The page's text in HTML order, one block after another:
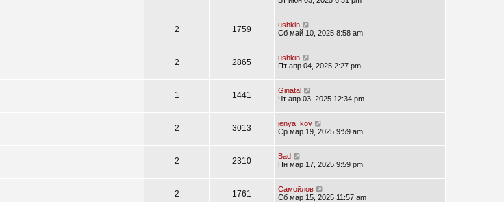
2 1759
ushkin
Сб май 10, 2025 8:58 am
2 2865
ushkin
Пт апр 04, 2025 2:27 pm
1 1441
Ginatal
Чт апр 03, 2025 12:34 pm
2 3013
jenya_kov
Ср мар 19, 2025 9:59 am
2 2310
Bad
Пн мар 17, 2025 9:59 pm
2 1761
Самойлов
Сб мар 15, 2025 11:57 am